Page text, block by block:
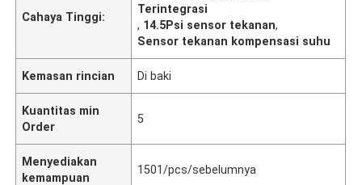
Cahaya Tinggi:
Terintegrasi
, 14.5Psi sensor tekanan,
Sensor tekanan kompensasi suhu
Kemasan rincian Di baki
Kuantitas min
Order
5
Menyediakan
kemampuan
1501/pcs/sebelumnya